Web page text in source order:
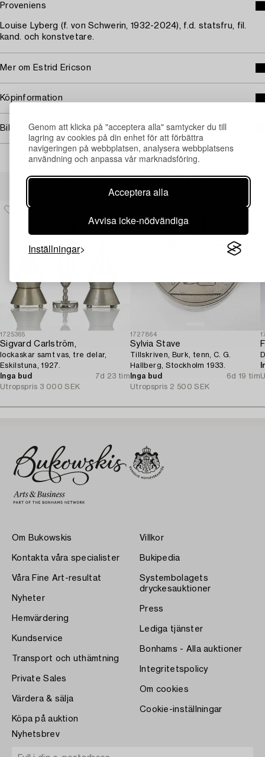
Genom att klicka på "acceptera alla" samtycker du till
lagring av cookies på din enhet för att förbättra
navigeringen på webbplatsen, analysera webbplatsens
användning och anpassa vår marknadsföring.
Acceptera alla
Avvisa icke-nödvändiga
Inställningar
Proveniens
Louise Lyberg (f. von Schwerin, 1932-2024), f.d. statsfru, fil.
kand. och konstvetare.
Mer om Estrid Ericson
Köpinformation
Bildrättigheter
Andra har även tittat på
1725365
Sigvard Carlström,
lockaskar samt vas, tre delar,
Eskilstuna, 1927.
Inga bud
7d 23 tim
Utropspris 3 000 SEK
1727864
Sylvia Stave
Tillskriven, Burk, tenn, C. G.
Hallberg, Stockholm 1933.
Inga bud
6d 19 tim
Utropspris 2 500 SEK
Om Bukowskis
Kontakta våra specialister
Våra Fine Art-resultat
Nyheter
Hemvärdering
Kundservice
Transport och uthämtning
Private Sales
Värdera & sälja
Köpa på auktion
Villkor
Bukipedia
Systembolagets
dryckesauktioner
Press
Lediga tjänster
Bonhams - Alla auktioner
Integritetspolicy
Om cookies
Cookie-inställningar
Nyhetsbrev